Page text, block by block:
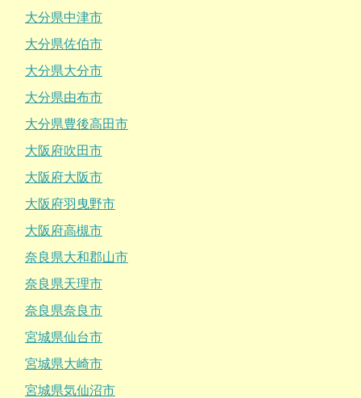
大分県中津市
大分県佐伯市
大分県大分市
大分県由布市
大分県豊後高田市
大阪府吹田市
大阪府大阪市
大阪府羽曳野市
大阪府高槻市
奈良県大和郡山市
奈良県天理市
奈良県奈良市
宮城県仙台市
宮城県大崎市
宮城県気仙沼市